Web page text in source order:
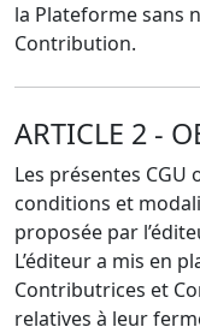
la Plateforme sans
Contribution.
ARTICLE 2 -
Les présentes
conditions et
proposée par
L’éditeur a mis en
Contributrices et
relatives à leur